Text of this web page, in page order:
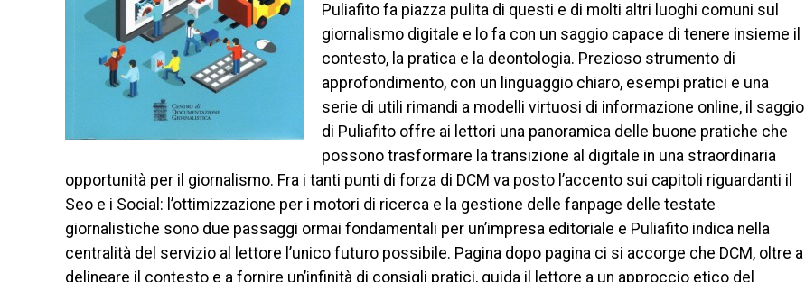
Puliafito fa piazza pulita di questi e di molti altri luoghi comuni sul
giornalismo digitale e lo fa con un saggio capace di tenere insieme il
contesto, la pratica e la deontologia. Prezioso strumento di
approfondimento, con un linguaggio chiaro, esempi pratici e una
serie di utili rimandi a modelli virtuosi di informazione online, il saggio
di Puliafito offre ai lettori una panoramica delle buone pratiche che
possono trasformare la transizione al digitale in una straordinaria
opportunità per il giornalismo. Fra i tanti punti di forza di DCM va posto l’accento sui capitoli riguardanti il
Seo e i Social: l’ottimizzazione per i motori di ricerca e la gestione delle fanpage delle testate
giornalistiche sono due passaggi ormai fondamentali per un’impresa editoriale e Puliafito indica nella
centralità del servizio al lettore l’unico futuro possibile. Pagina dopo pagina ci si accorge che DCM, oltre a
delineare il contesto e a fornire un’infinità di consigli pratici, guida il lettore a un approccio etico del